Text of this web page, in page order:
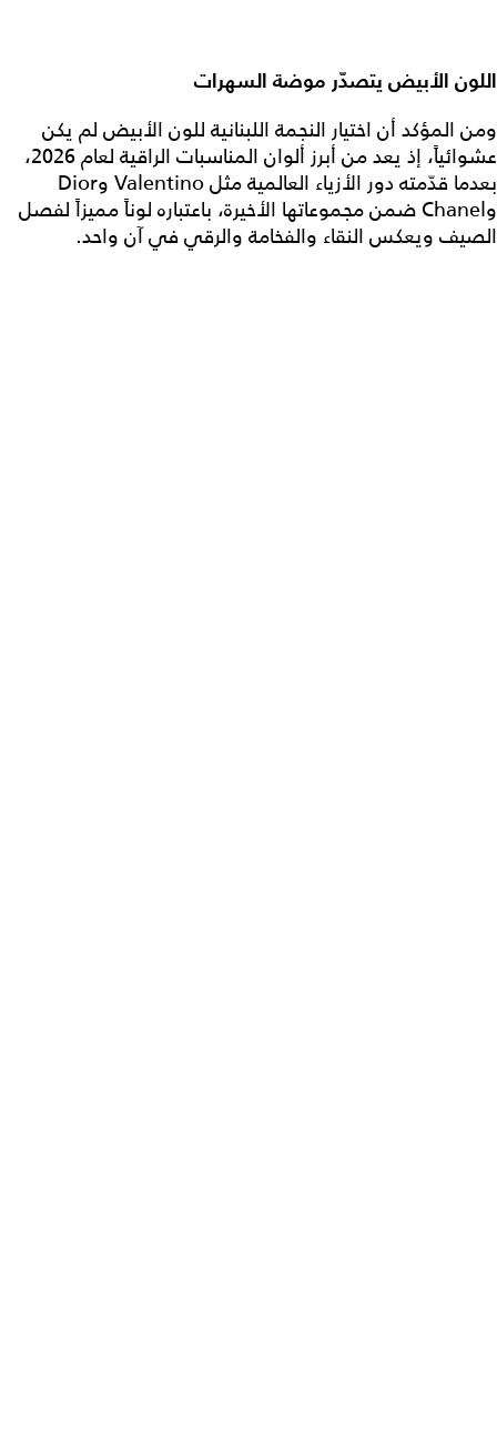
اللون الأبيض يتصدّر موضة السهرات
ومن المؤكد أن اختيار النجمة اللبنانية للون الأبيض لم يكن
عشوائياً، إذ يعد من أبرز ألوان المناسبات الراقية لعام 2026،
بعدما قدّمته دور الأزياء العالمية مثل Valentino وDior
وChanel ضمن مجموعاتها الأخيرة، باعتباره لوناً مميزاً لفصل
الصيف ويعكس النقاء والفخامة والرقي في آن واحد.